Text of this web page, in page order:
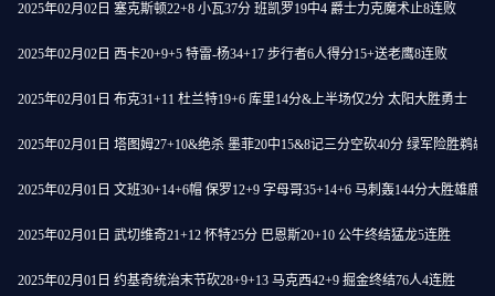
2025年02月02日 塞克斯顿22+8 小瓦37分 班凯罗19中4 爵士力克魔术止8连败
2025年02月02日 西卡20+9+5 特雷-杨34+17 步行者6人得分15+送老鹰8连败
2025年02月01日 布克31+11 杜兰特19+6 库里14分&上半场仅2分 太阳大胜勇士
2025年02月01日 塔图姆27+10&绝杀 墨菲20中15&8记三分空砍40分 绿军险胜鹈鹕
2025年02月01日 文班30+14+6帽 保罗12+9 字母哥35+14+6 马刺轰144分大胜雄鹿
2025年02月01日 武切维奇21+12 怀特25分 巴恩斯20+10 公牛终结猛龙5连胜
2025年02月01日 约基奇统治末节砍28+9+13 马克西42+9 掘金终结76人4连胜